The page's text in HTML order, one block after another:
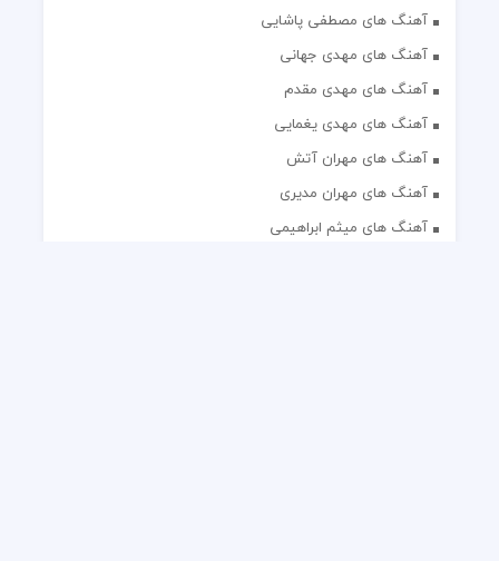
آهنگ های مصطفی پاشایی
آهنگ های مهدی جهانی
آهنگ های مهدی مقدم
آهنگ های مهدی یغمایی
آهنگ های مهران آتش
آهنگ های مهران مدیری
آهنگ های میثم ابراهیمی